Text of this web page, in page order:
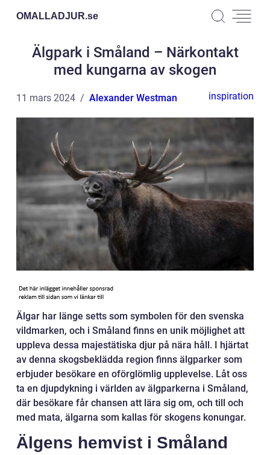
OMALLADJUR.se
Älgpark i Småland – Närkontakt
med kungarna av skogen
11 mars 2024 Alexander Westman inspiration
Älgar har länge setts som symbolen för den svenska
vildmarken, och i Småland finns en unik möjlighet att
uppleva dessa majestätiska djur på nära håll. I hjärtat
av denna skogsbeklädda region finns älgparker som
erbjuder besökare en oförglömlig upplevelse. Låt oss
ta en djupdykning i världen av älgparkerna i Småland,
där besökare får chansen att lära sig om, och till och
med mata, älgarna som kallas för skogens konungar.
Älgens hemvist i Småland